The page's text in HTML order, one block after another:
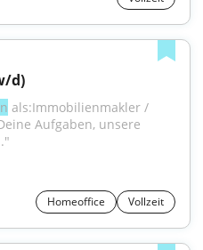
d)
als:Immobilienmakler /
Aufgaben, unsere
Homeoffice Vollzeit